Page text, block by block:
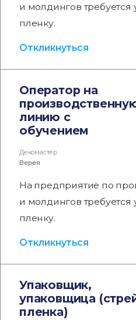
и молдингов требуется
пленку.
Откликнуться
Оператор на
линию с
обучением
Декомастер
Верея
На предприятие по
и молдингов требуется
пленку.
Откликнуться
Упаковщик,
упаковщица
пленка)